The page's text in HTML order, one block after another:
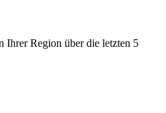
Ihrer Region über die letzten 5